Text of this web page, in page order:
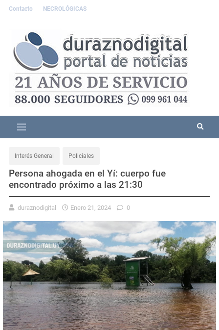
Contacto NECROLÓGICAS
Interés General Policiales
Persona ahogada en el Yí: cuerpo fue
encontrado próximo a las 21:30
duraznodigital Enero 21, 2024 0